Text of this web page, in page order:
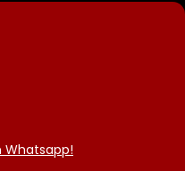
Whatsapp!